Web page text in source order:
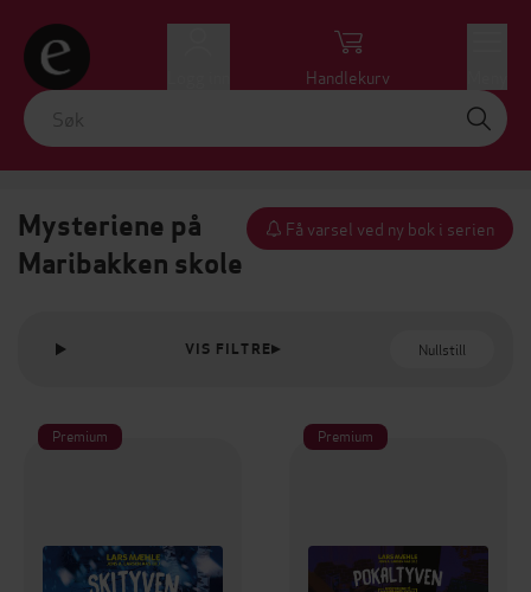
Handlekurv
Mysteriene på
Maribakken skole
Få varsel ved ny bok i serien
VIS FILTRE Nullstill
Premium Premium